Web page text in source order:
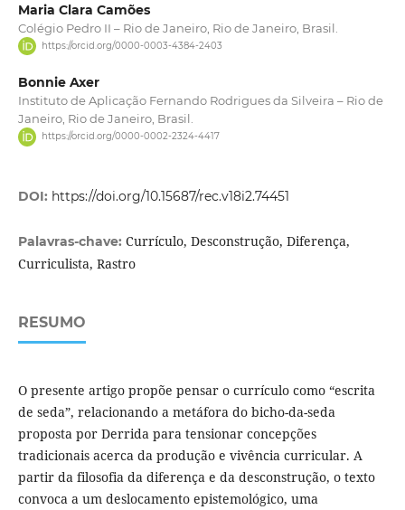
Maria Clara Camões
Colégio Pedro II – Rio de Janeiro, Rio de Janeiro, Brasil.
https://orcid.org/0000-0003-4384-2403
Bonnie Axer
Instituto de Aplicação Fernando Rodrigues da Silveira – Rio de
Janeiro, Rio de Janeiro, Brasil.
https://orcid.org/0000-0002-2324-4417
DOI: https://doi.org/10.15687/rec.v18i2.74451
Palavras-chave: Currículo, Desconstrução, Diferença,
Curriculista, Rastro
RESUMO
O presente artigo propõe pensar o currículo como “escrita
de seda”, relacionando a metáfora do bicho-da-seda
proposta por Derrida para tensionar concepções
tradicionais acerca da produção e vivência curricular. A
partir da filosofia da diferença e da desconstrução, o texto
convoca a um deslocamento epistemológico, uma